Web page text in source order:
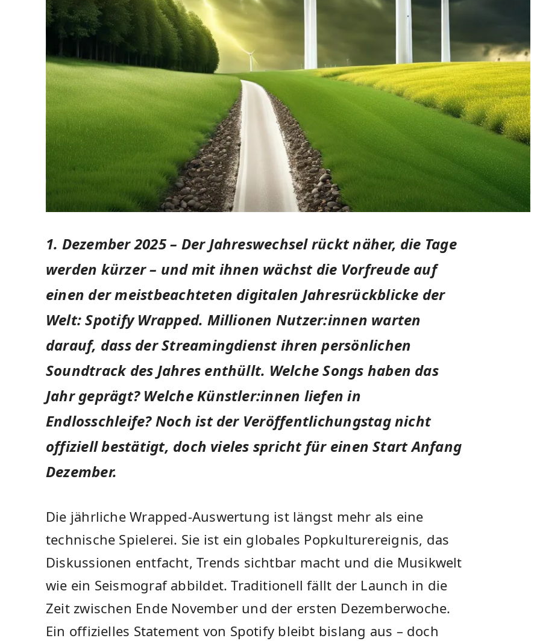
1. Dezember 2025 – Der Jahreswechsel rückt näher, die Tage
werden kürzer – und mit ihnen wächst die Vorfreude auf
einen der meistbeachteten digitalen Jahresrückblicke der
Welt: Spotify Wrapped. Millionen Nutzer:innen warten
darauf, dass der Streamingdienst ihren persönlichen
Soundtrack des Jahres enthüllt. Welche Songs haben das
Jahr geprägt? Welche Künstler:innen liefen in
Endlosschleife? Noch ist der Veröffentlichungstag nicht
offiziell bestätigt, doch vieles spricht für einen Start Anfang
Dezember.
Die jährliche Wrapped-Auswertung ist längst mehr als eine
technische Spielerei. Sie ist ein globales Popkulturereignis, das
Diskussionen entfacht, Trends sichtbar macht und die Musikwelt
wie ein Seismograf abbildet. Traditionell fällt der Launch in die
Zeit zwischen Ende November und der ersten Dezemberwoche.
Ein offizielles Statement von Spotify bleibt bislang aus – doch